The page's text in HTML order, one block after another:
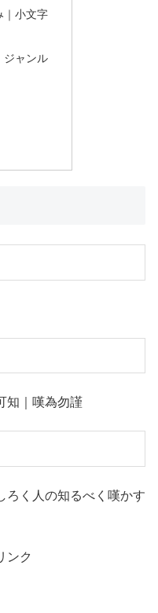
｜小文字
ジャンル
知｜嘆為勿謹
ろく人の知るべく嘆かす
ンク